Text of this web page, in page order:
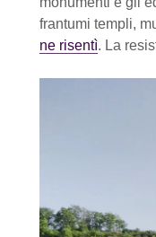
frantumi templi,
ne risentì. La